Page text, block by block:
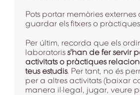
Pots portar memòries externes
guardar els fitxers o
Per últim, recorda que els
laboratoris s'han de fer servir
activitats o pràctiques
teus estudis. Per tant, no és
per a altres activitats (baixar
manera il·legal, jugar, veure